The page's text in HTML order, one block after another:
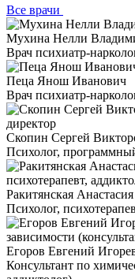
Все врачи
Мухина Нелли
Врач психиатр-
Пеца Янош Иванович
Врач психиатр-
Скопин Сергей
Психолог,
Ракитянская
Психолог,
Егоров Евгений
Консультант по